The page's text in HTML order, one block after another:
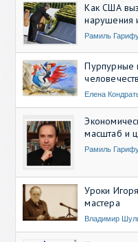
Как США
нарушения
Рамиль
Пурпурные
Елена
масштаб и
Рамиль
Уроки
мастера
Владимир